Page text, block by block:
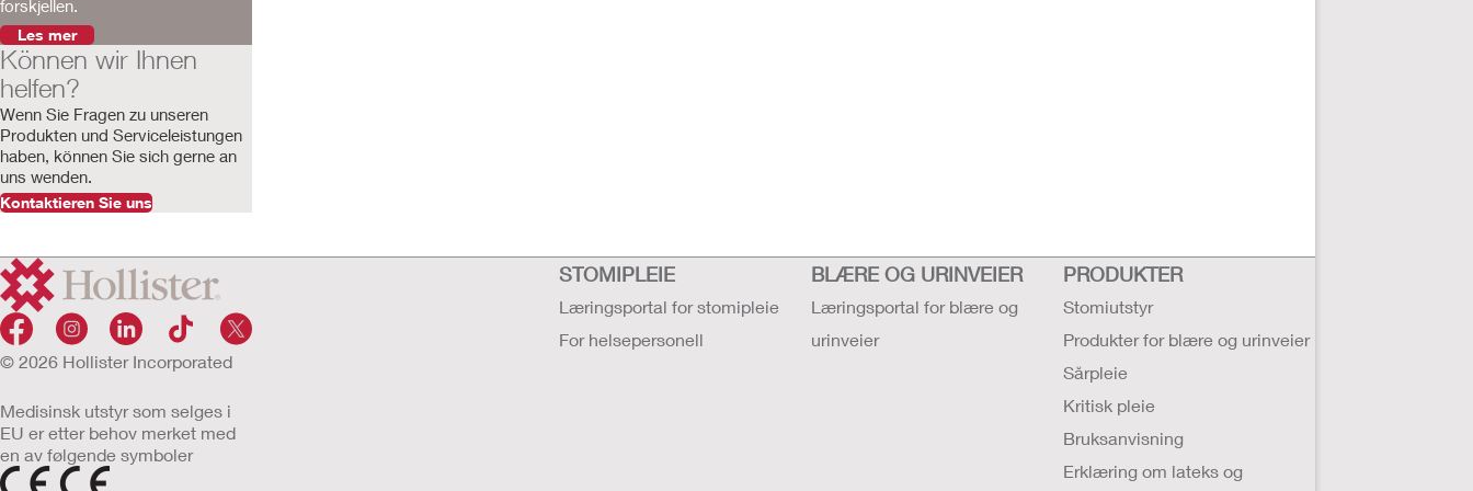
forskjellen.
Les mer
Können wir Ihnen
helfen?
Wenn Sie Fragen zu unseren
Produkten und Serviceleistungen
haben, können Sie sich gerne an
uns wenden.
Kontaktieren Sie uns
© 2026 Hollister Incorporated
Medisinsk utstyr som selges i
EU er etter behov merket med
en av følgende symboler
STOMIPLEIE
Læringsportal for stomipleie
For helsepersonell
BLÆRE OG URINVEIER
Læringsportal for blære og
urinveier
PRODUKTER
Stomiutstyr
Produkter for blære og urinveier
Sårpleie
Kritisk pleie
Bruksanvisning
Erklæring om lateks og